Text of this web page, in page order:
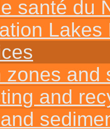
santé du
zones and
and